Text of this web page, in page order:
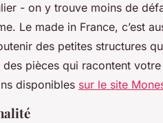
- on y trouve moins de
Le made in France, c’est
des petites structures
pièces qui racontent
disponibles sur le site